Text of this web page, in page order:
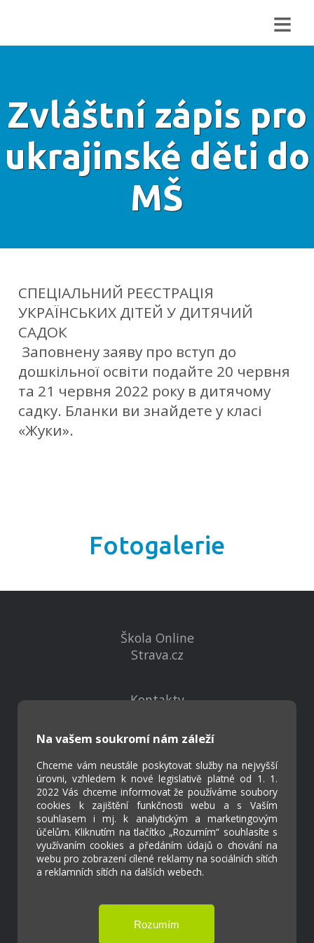
≡
Zvláštní zápis pro
ukrajinské děti do
MŠ
СПЕЦІАЛЬНИЙ РЕЄСТРАЦІЯ
УКРАЇНСЬКИХ ДІТЕЙ У ДИТЯЧИЙ
САДОК
Заповнену заяву про вступ до
дошкільної освіти подайте 20 червня
та 21 червня 2022 року в дитячому
садку. Бланки ви знайдете у класі
«Жуки».
Fotogalerie
Na vašem soukromí nám záleží
Chceme vám neustále poskytovat služby na nejvyšší
úrovni, vzhledem k nové legislativě platné od 1. 1.
2022 Vás chceme informovat že používáme soubory
cookies k zajištění funkčnosti webu a s Vaším
souhlasem i mj. k analytickým a marketingovým
účelům. Kliknutím na tlačítko „Rozumím“ souhlasíte s
využívaním cookies a předáním údajů o chování na
webu pro zobrazení cílené reklamy na sociálních sítích
a reklamních sítích na dalších webech.
Škola Online
Strava.cz
Kontakty
Virtuální prohlídka
Cookies
Přístupnost
Přihlášení
Základní škola a Mateřská škola Ostrožská
Lhota